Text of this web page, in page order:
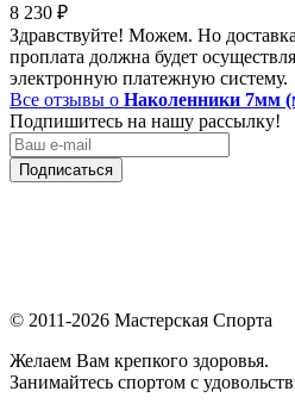
8 230 ₽
Здравствуйте! Можем. Но
проплата должна будет
электронную платежную систему.
Все отзывы о Наколенники 7мм
Подпишитесь на нашу рассылку!
Подписаться
© 2011-2026 Мастерская Спорта
Желаем Вам крепкого здоровья.
Занимайтесь спортом с